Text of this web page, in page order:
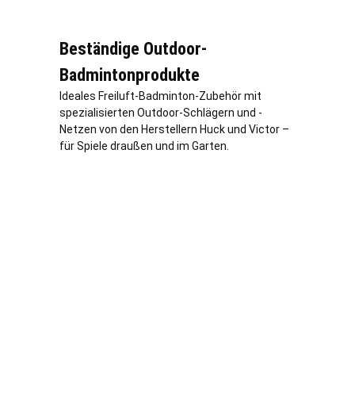
Beständige Outdoor-
Badmintonprodukte
Ideales Freiluft-Badminton-Zubehör mit
spezialisierten Outdoor-Schlägern und -
Netzen von den Herstellern Huck und Victor –
für Spiele draußen und im Garten.